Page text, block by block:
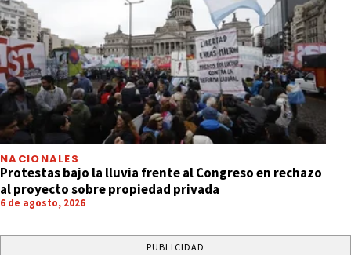
NACIONALES
Protestas bajo la lluvia frente al Congreso en rechazo
al proyecto sobre propiedad privada
6 de agosto, 2026
PUBLICIDAD